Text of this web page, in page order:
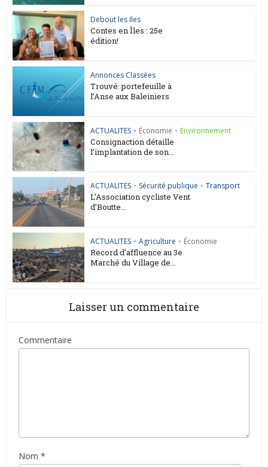
Debout les Iles
Contes en Îles : 25e
édition!
Annonces Classées
Trouvé: portefeuille à
l’Anse aux Baleiniers
ACTUALITES • Économie • Environnement
Consignaction détaille
l’implantation de son...
ACTUALITES • Sécurité publique • Transport
L’Association cycliste Vent
d’Boutte...
ACTUALITES • Agriculture • Économie
Record d’affluence au 3e
Marché du Village de...
Laisser un commentaire
Commentaire
Nom *